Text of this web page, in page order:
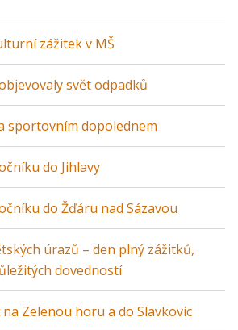
zážitek v MŠ
svět odpadků
sportovním dopolednem
do Jihlavy
do Žďáru nad Sázavou
úrazů – den plný zážitků,
dovedností
Zelenou horu a do Slavkovic